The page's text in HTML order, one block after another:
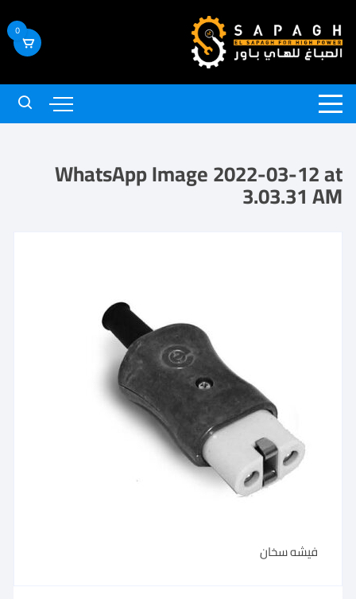
0
WhatsApp Image 2022-03-12 at
3.03.31 AM
فيشه سخان